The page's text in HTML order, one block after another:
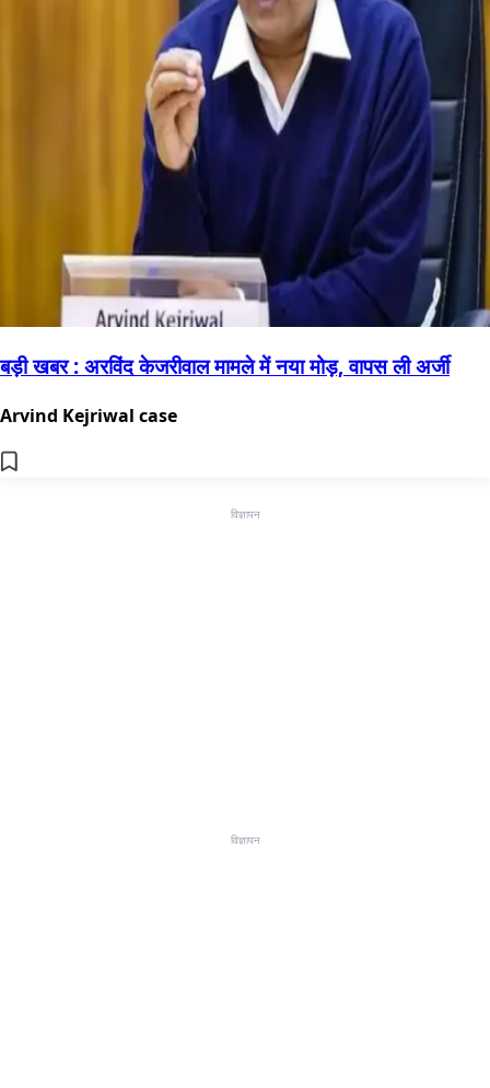
बड़ी खबर : अरविंद केजरीवाल मामले में नया मोड़, वापस ली अर्जी
Arvind Kejriwal case
विज्ञापन
विज्ञापन